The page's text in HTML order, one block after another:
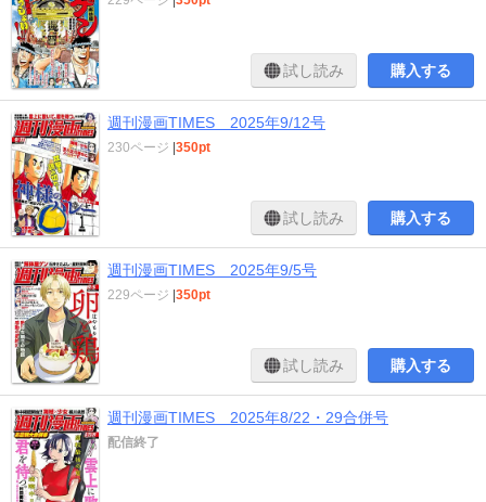
試し読み 購入する
週刊漫画TIMES 2025年9/12号
230ページ |350pt
試し読み 購入する
週刊漫画TIMES 2025年9/5号
229ページ |350pt
試し読み 購入する
週刊漫画TIMES 2025年8/22・29合併号
配信終了